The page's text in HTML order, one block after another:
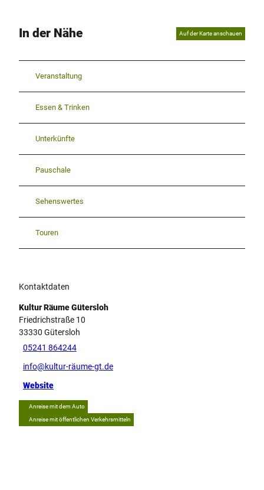
In der Nähe Auf der Karte anschauen
Veranstaltung
Essen & Trinken
Unterkünfte
Pauschale
Sehenswertes
Touren
Kontaktdaten
Kultur Räume Gütersloh
Friedrichstraße 10
33330 Gütersloh
05241 864244
info@kultur-räume-gt.de
Website
Anreise mit dem Auto
Anreise mit öffentlichen Verkehrsmitteln